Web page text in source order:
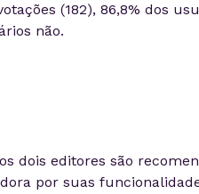
(182), 86,8% dos
não.
dois editores são
por suas